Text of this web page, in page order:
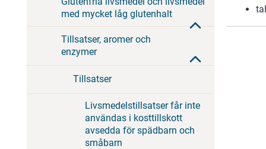
med mycket låg glutenhalt
Tillsatser, aromer och
enzymer
Tillsatser
Livsmedelstillsatser får inte
användas i kosttillskott
avsedda för spädbarn och
småbarn